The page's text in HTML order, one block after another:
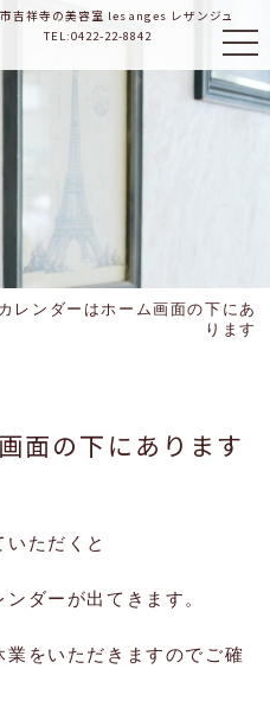
吉祥寺の美容室 les anges レザンジュ
TEL:0422-22-8842
カレンダーはホーム画面の下にあ
ります
面の下にあります
ただくと
ダーが出てきます。
をいただきますのでご確